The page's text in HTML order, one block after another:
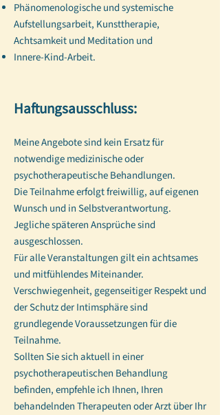
Phänomenologische und systemische
Aufstellungsarbeit, Kunsttherapie,
Achtsamkeit und Meditation und
Innere-Kind-Arbeit.
Haftungsausschluss:​
Meine Angebote sind kein Ersatz für
notwendige medizinische oder
psychotherapeutische Behandlungen.
Die Teilnahme erfolgt freiwillig, auf eigenen
Wunsch und in Selbstverantwortung.
Jegliche späteren Ansprüche sind
ausgeschlossen.
Für alle Veranstaltungen gilt ein achtsames
und mitfühlendes Miteinander.
Verschwiegenheit, gegenseitiger Respekt und
der Schutz der Intimsphäre sind
grundlegende Voraussetzungen für die
Teilnahme.
Sollten Sie sich aktuell in einer
psychotherapeutischen Behandlung
befinden, empfehle ich Ihnen, Ihren
behandelnden Therapeuten oder Arzt über Ihr